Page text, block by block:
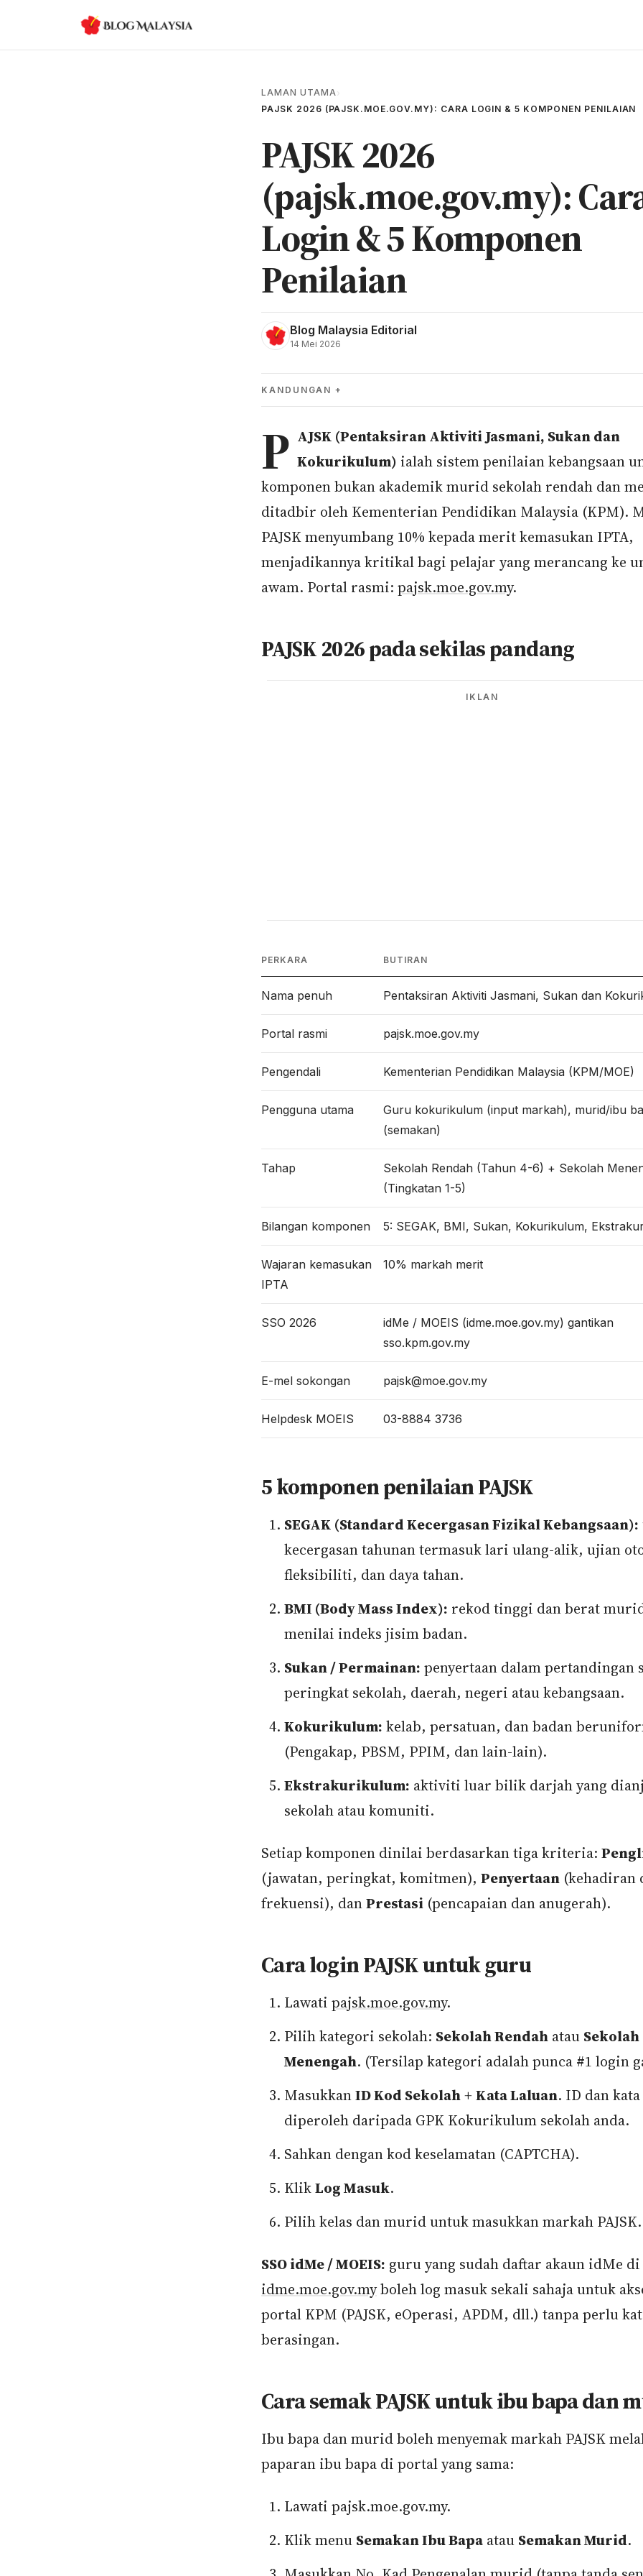
LAMAN UTAMA›
PAJSK 2026 (PAJSK.MOE.GOV.MY): CARA LOGIN & 5 KOMPONEN PENILAIAN
PAJSK 2026
(pajsk.moe.gov.my):
Login & 5 Komponen
Penilaian
Blog Malaysia Editorial
14 Mei 2026
KANDUNGAN
P AJSK (Pentaksiran Aktiviti Jasmani, Sukan dan
Kokurikulum) ialah sistem penilaian kebangsaan
komponen bukan akademik murid sekolah rendah dan
ditadbir oleh Kementerian Pendidikan Malaysia (KPM).
PAJSK menyumbang 10% kepada merit kemasukan IPTA,
menjadikannya kritikal bagi pelajar yang merancang ke
awam. Portal rasmi: pajsk.moe.gov.my.
PAJSK 2026 pada sekilas pandang
IKLAN
PERKARA BUTIRAN
Nama penuh Pentaksiran Aktiviti Jasmani, Sukan dan
Portal rasmi pajsk.moe.gov.my
Pengendali Kementerian Pendidikan Malaysia (KPM/MOE)
Pengguna utama
Guru kokurikulum (input markah), murid/ibu
(semakan)
Tahap
Sekolah Rendah (Tahun 4-6) + Sekolah
(Tingkatan 1-5)
Bilangan komponen 5: SEGAK, BMI, Sukan, Kokurikulum,
Wajaran kemasukan
IPTA
10% markah merit
SSO 2026
idMe / MOEIS (idme.moe.gov.my) gantikan
sso.kpm.gov.my
E-mel sokongan pajsk@moe.gov.my
Helpdesk MOEIS 03-8884 3736
5 komponen penilaian PAJSK
SEGAK (Standard Kecergasan Fizikal Kebangsaan):
kecergasan tahunan termasuk lari ulang-alik, ujian
fleksibiliti, dan daya tahan.
BMI (Body Mass Index): rekod tinggi dan berat
menilai indeks jisim badan.
Sukan / Permainan: penyertaan dalam pertandingan
peringkat sekolah, daerah, negeri atau kebangsaan.
Kokurikulum: kelab, persatuan, dan badan
(Pengakap, PBSM, PPIM, dan lain-lain).
Ekstrakurikulum: aktiviti luar bilik darjah yang
sekolah atau komuniti.
Setiap komponen dinilai berdasarkan tiga kriteria:
(jawatan, peringkat, komitmen), Penyertaan (kehadiran
frekuensi), danPrestasi (pencapaian dan anugerah).
Cara login PAJSK untuk guru
Lawati pajsk.moe.gov.my.
Pilih kategori sekolah: Sekolah Rendah atau Sekolah
Menengah. (Tersilap kategori adalah punca #1 login
MasukkanID Kod Sekolah+ Kata Laluan. ID dan
diperoleh daripada GPK Kokurikulum sekolah anda.
Sahkan dengan kod keselamatan (CAPTCHA).
KlikLog Masuk.
Pilih kelas dan murid untuk masukkan markah PAJSK.
SSO idMe / MOEIS: guru yang sudah daftar akaun idMe di
idme.moe.gov.myboleh log masuk sekali sahaja untuk
portal KPM (PAJSK, eOperasi, APDM, dll.) tanpa perlu
berasingan.
Cara semak PAJSK untuk ibu bapa dan
Ibu bapa dan murid boleh menyemak markah PAJSK
paparan ibu bapa di portal yang sama:
Lawati pajsk.moe.gov.my.
Klik menu Semakan Ibu Bapa atau Semakan Murid.